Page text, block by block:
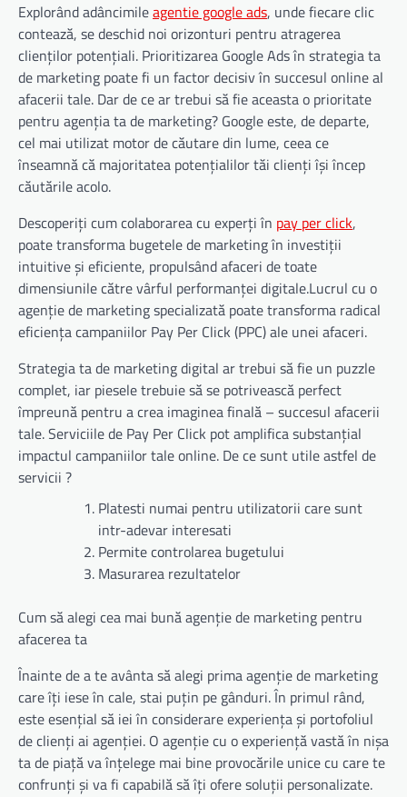
Explorând adâncimileagentie google ads, unde fiecare clic
contează, se deschid noi orizonturi pentru atragerea
clienților potențiali. Prioritizarea Google Ads în strategia ta
de marketing poate fi un factor decisiv în succesul online al
afacerii tale. Dar de ce ar trebui să fie aceasta o prioritate
pentru agenția ta de marketing? Google este, de departe,
cel mai utilizat motor de căutare din lume, ceea ce
înseamnă că majoritatea potențialilor tăi clienți își încep
căutările acolo.
Descoperiţi cum colaborarea cu experți în pay per click,
poate transforma bugetele de marketing în investiții
intuitive și eficiente, propulsând afaceri de toate
dimensiunile către vârful performanței digitale.Lucrul cu o
agenție de marketing specializată poate transforma radical
eficiența campaniilor Pay Per Click (PPC) ale unei afaceri.
Strategia ta de marketing digital ar trebui să fie un puzzle
complet, iar piesele trebuie să se potrivească perfect
împreună pentru a crea imaginea finală – succesul afacerii
tale. Serviciile de Pay Per Click pot amplifica substanțial
impactul campaniilor tale online. De ce sunt utile astfel de
servicii ?
Platesti numai pentru utilizatorii care sunt
intr-adevar interesati
Permite controlarea bugetului
Masurarea rezultatelor
Cum să alegi cea mai bună agenție de marketing pentru
afacerea ta
Înainte de a te avânta să alegi prima agenție de marketing
care îți iese în cale, stai puțin pe gânduri. În primul rând,
este esențial să iei în considerare experiența și portofoliul
de clienți ai agenției. O agenție cu o experiență vastă în nișa
ta de piață va înțelege mai bine provocările unice cu care te
confrunți și va fi capabilă să îți ofere soluții personalizate.